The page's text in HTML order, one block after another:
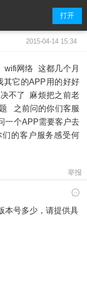
打开
2015-04-14 15:34
wifi网络 这都几个月
它的APP用的好好
不了 麻烦把之前老
之前问的你们客服
个APP需要客户去
的客户服务感受何
举报
本号多少，请提供具